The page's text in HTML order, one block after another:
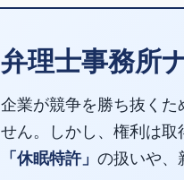
弁理士事務所
企業が競争を勝ち抜く
せん。しかし、権利は
「休眠特許」 の扱いや、